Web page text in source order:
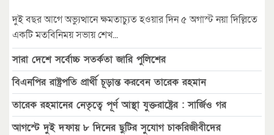
দুই বছর আগে অভ্যুত্থানে ক্ষমতাচ্যুত হওয়ার দিন ৫ অগাস্ট নয়া দিল্লিতে
একটি মতবিনিময় সভায় শেখ...
সারা দেশে সর্বোচ্চ সতর্কতা জারি পুলিশের
বিএনপির রাষ্ট্রপতি প্রার্থী চূড়ান্ত করবেন তারেক রহমান
তারেক রহমানের নেতৃত্বে পূর্ণ আস্থা যুক্তরাষ্ট্রের : সার্জিও গর
আগস্টে দুই দফায় ৮ দিনের ছুটির সুযোগ চাকরিজীবীদের